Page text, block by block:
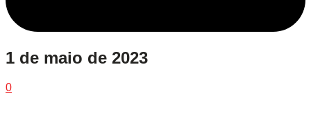
1 de maio de 2023
0